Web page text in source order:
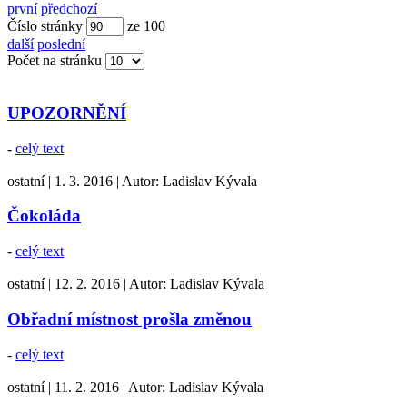
první předchozí
Číslo stránky
ze 100
další poslední
Počet na stránku
UPOZORNĚNÍ
- celý text
ostatní | 1. 3. 2016 | Autor: Ladislav Kývala
Čokoláda
- celý text
ostatní | 12. 2. 2016 | Autor: Ladislav Kývala
Obřadní místnost prošla změnou
- celý text
ostatní | 11. 2. 2016 | Autor: Ladislav Kývala